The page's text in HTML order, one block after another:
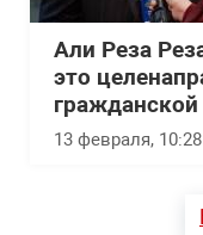
Али Реза
это
13 февраля, 10:28